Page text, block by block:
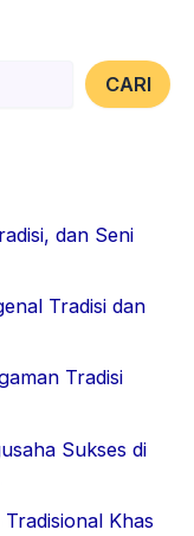
CARI
dan Seni
Tradisi dan
Tradisi
Sukses di
Khas